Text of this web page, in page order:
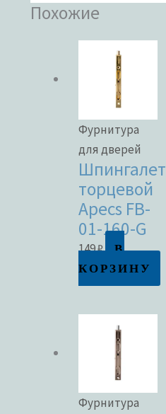
Похожие
Фурнитура
для дверей
Шпингалет
торцевой
Apecs FB-
01-160-G
149₽
В
КОРЗИНУ
Фурнитура